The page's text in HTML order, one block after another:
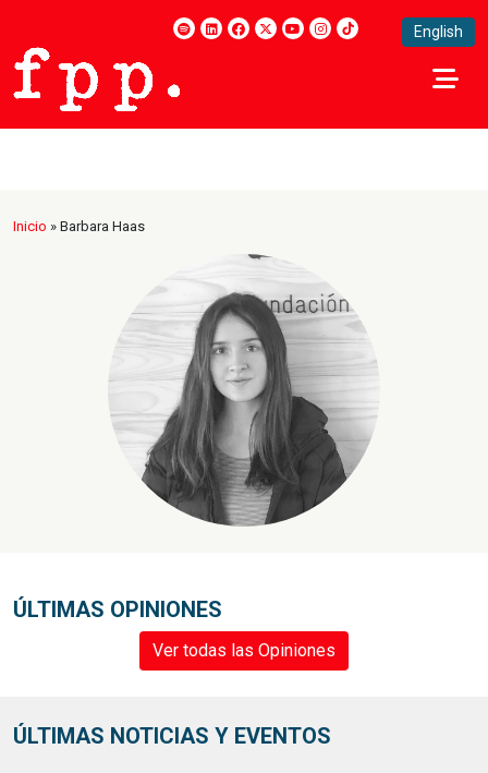
English
Inicio » Barbara Haas
ÚLTIMAS OPINIONES
Ver todas las Opiniones
ÚLTIMAS NOTICIAS Y EVENTOS